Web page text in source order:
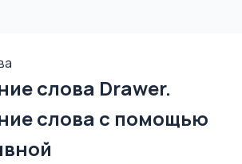
слова Drawer.
слова с помощью